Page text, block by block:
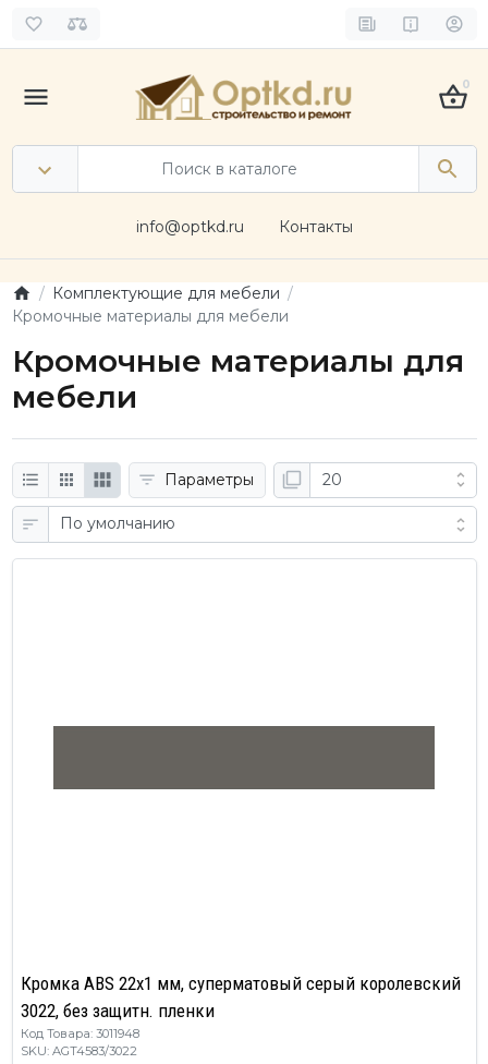
0
info@optkd.ru Контакты
Комплектующие для мебели
Кромочные материалы для мебели
Кромочные материалы для
мебели
Параметры
Кромка ABS 22х1 мм, суперматовый серый королевский
3022, без защитн. пленки
Код Товара: 3011948
SKU: AGT4583/3022